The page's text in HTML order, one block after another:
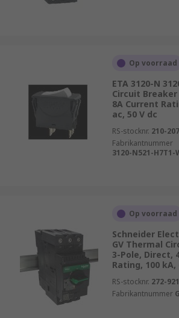
Op voorraad
ETA 3120-N
Circuit Breaker
8A Current
ac, 50 V dc
RS-stocknr. 210-
Fabrikantnummer
3120-N521-H7T1-
Op voorraad
Schneider
GV Thermal
3-Pole, Direct,
Rating, 100 kA,
RS-stocknr. 272-921
Fabrikantnummer